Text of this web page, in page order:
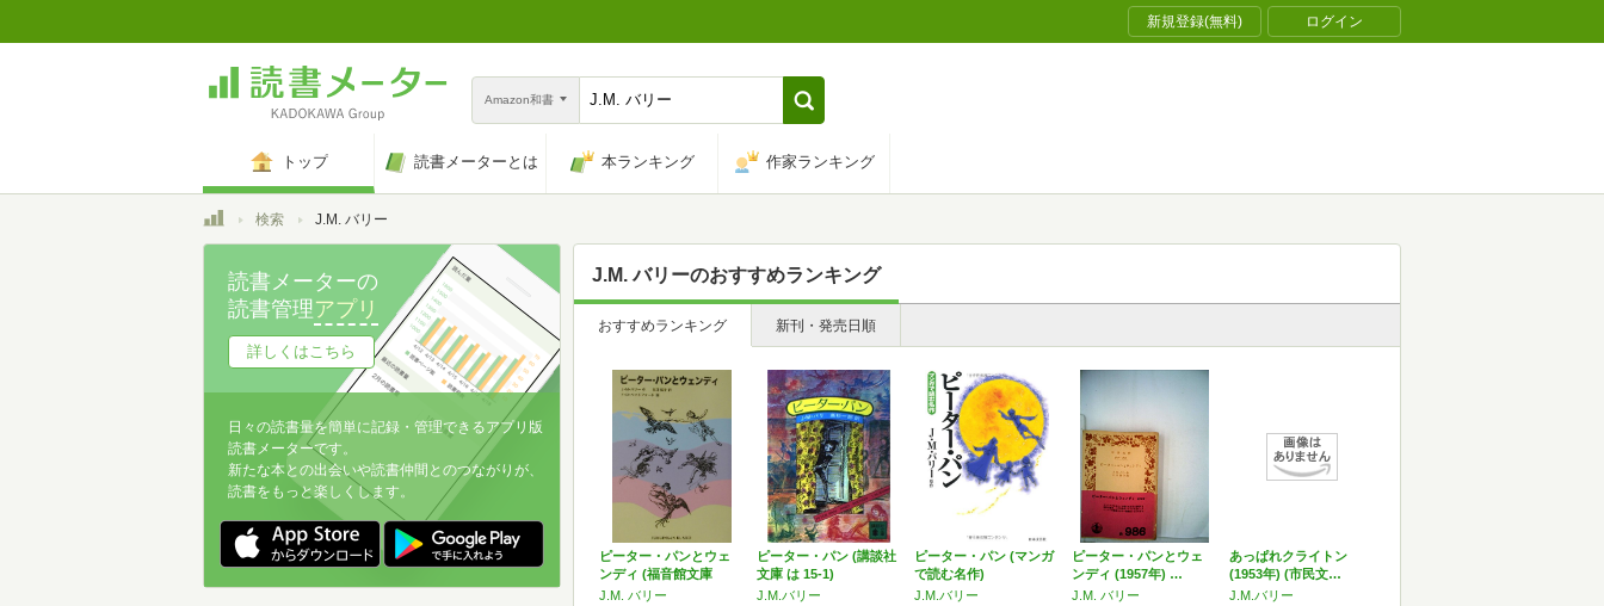
新規登録(無料) ログイン
Amazon和書
トップ 読書メーターとは 本ランキング 作家ランキング
トップ検索 J.M. バリー
J.M. バリーのおすすめランキング
おすすめランキング 新刊・発売日順
ピーター・パンとウェ
ンディ (福音館文庫
古…
J.M. バリー
ピーター・パン (講談社
文庫 は 15-1)
J.M.バリー
ピーター・パン (マンガ
で読む名作)
J.M.バリー
ピーター・パンとウェ
ンディ (1957年) …
J.M. バリー
あっぱれクライトン
(1953年) (市民文…
J.M.バリー
読書メーターの
読書管理アプリ
詳しくはこちら
日々の読書量を簡単に記録・管理できるアプリ版
読書メーターです。
新たな本との出会いや読書仲間とのつながりが、
読書をもっと楽しくします。